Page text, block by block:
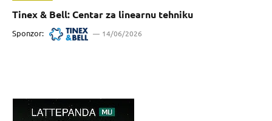
Tinex & Bell: Centar za linearnu tehniku
Sponzor: 14/06/2026